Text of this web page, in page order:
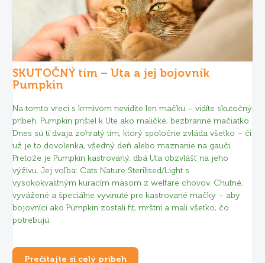
SKUTOČNÝ tím – Uta a jej bojovník
Pumpkin
Na tomto vreci s krmivom nevidíte len mačku – vidíte skutočný
príbeh. Pumpkin prišiel k Ute ako maličké, bezbranné mačiatko.
Dnes sú tí dvaja zohratý tím, ktorý spoločne zvláda všetko – či
už je to dovolenka, všedný deň alebo maznanie na gauči.
Pretože je Pumpkin kastrovaný, dbá Uta obzvlášť na jeho
výživu. Jej voľba: Cats Nature Sterilised/Light s
vysokokvalitným kuracím mäsom z welfare chovov. Chutné,
vyvážené a špeciálne vyvinuté pre kastrované mačky – aby
bojovníci ako Pumpkin zostali fit, mrštní a mali všetko, čo
potrebujú.
Prečítajte si celý príbeh